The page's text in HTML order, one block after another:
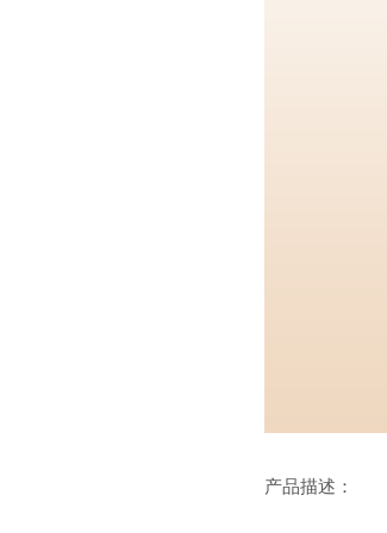
产品描述：